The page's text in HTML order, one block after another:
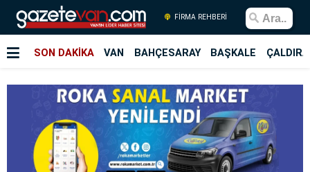
FİRMA REHBERİ
SON DAKİKA VAN BAHÇESARAY BAŞKALE